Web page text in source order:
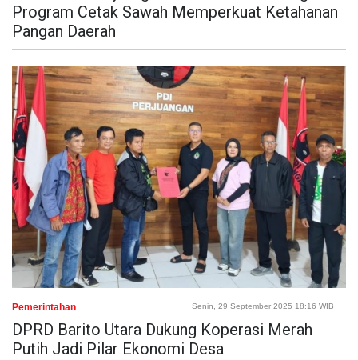
Program Cetak Sawah Memperkuat Ketahanan
Pangan Daerah
Pemerintahan Senin, 29 September 2025 18:16 WIB
DPRD Barito Utara Dukung Koperasi Merah
Putih Jadi Pilar Ekonomi Desa